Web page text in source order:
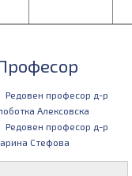
Редовен професор д-р
Алексовска
Редовен професор д-р
Стефова